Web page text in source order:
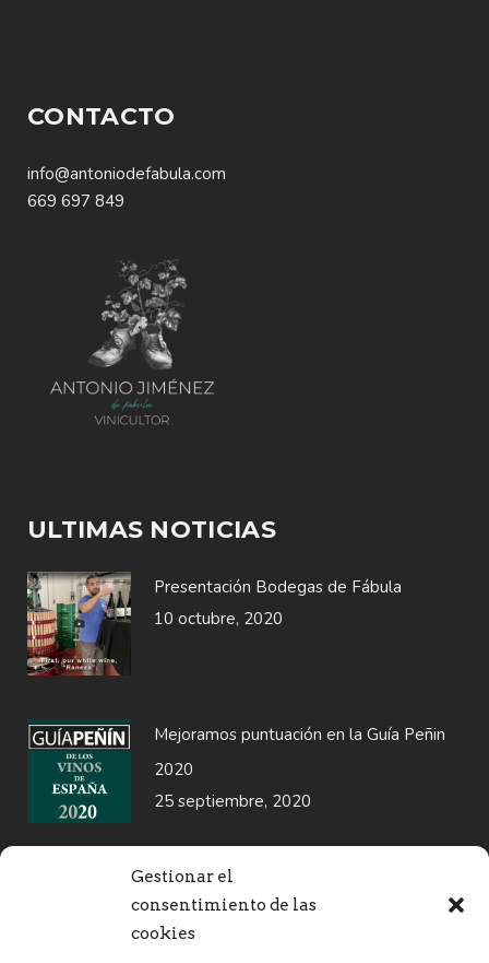
Gestionar el
consentimiento de las
cookies
CONTACTO
info@antoniodefabula.com
669 697 849
ULTIMAS NOTICIAS
Presentación Bodegas de Fábula
10 octubre, 2020
Mejoramos puntuación en la Guía Peñin
2020
25 septiembre, 2020
SELLOS DE GARANTIA